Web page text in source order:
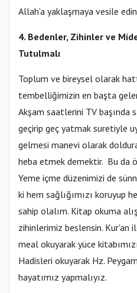
Allah’a yaklaşmaya vesile
4. Bedenler, Zihinler ve
Tutulmalı
Toplum ve bireysel olarak
tembelliğimizin en başta
Akşam saatlerini TV başında
geçirip geç yatmak suretiyle
gelmesi manevi olarak
heba etmek demektir. Bu da
Yeme içme düzenimizi de
ki hem sağlığımızı koruyup
sahip olalım. Kitap okuma
zihinlerimiz beslensin. Kur'an
meal okuyarak yüce
Hadisleri okuyarak Hz.
hayatımız yapmalıyız.